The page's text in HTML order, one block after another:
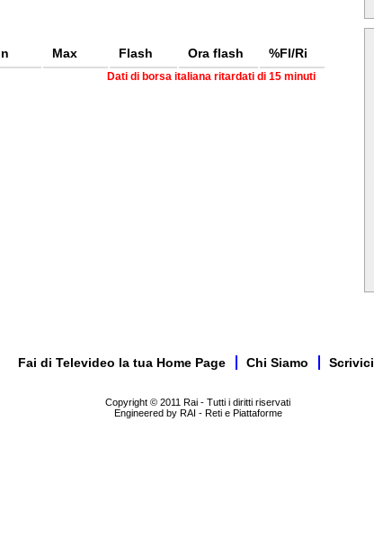
Max Flash Ora flash %Fl/Ri
Dati di borsa italiana ritardati di 15 minuti
Fai di Televideo la tua Home Page Chi Siamo Scrivici
Copyright © 2011 Rai - Tutti i diritti riservati
Engineered by RAI - Reti e Piattaforme